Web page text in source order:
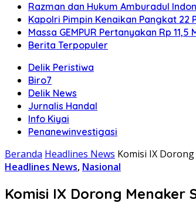
Razman dan Hukum Amburadul
Kapolri Pimpin Kenaikan Pangkat 22
Massa GEMPUR Pertanyakan Rp
Berita Terpopuler
Delik Peristiwa
Biro7
Delik News
Jurnalis Handal
Info Kiyai
Penanewinvestigasi
Beranda Headlines News Komisi IX
Headlines News, Nasional
Komisi IX Dorong Menaker